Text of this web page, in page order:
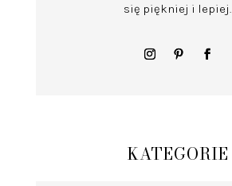
się piękniej i lepiej.
KATEGORIE